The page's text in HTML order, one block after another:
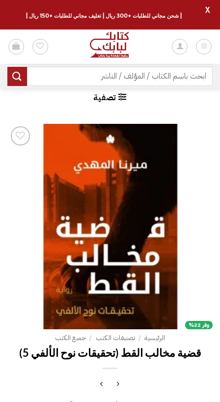
للمحتوى
البحث
عن:
تصفية
وفر 22%
الرئيسية / تصنيفات الكتب / جميع الكتب
قضية مخالب القط (تحقيقات نوح الألفي 5)
| شحن مجاني للطلبات +300 ريال | تغليف مجاني للطلبات +150 ريال |
X